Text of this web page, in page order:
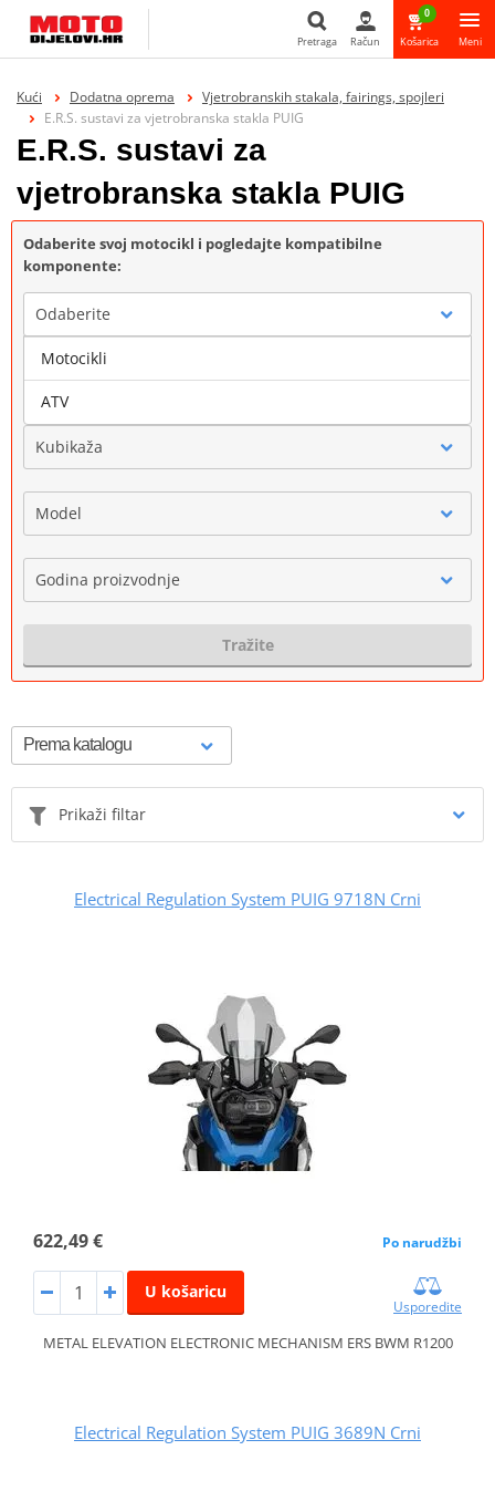
Pretraga
Pretraga Račun
0
Košarica Meni
Kući Dodatna oprema
Vjetrobranskih stakala, fairings, spojleri
E.R.S. sustavi za vjetrobranska stakla PUIG
E.R.S. sustavi za
vjetrobranska stakla PUIG
Odaberite svoj motocikl i pogledajte kompatibilne
komponente:
Odaberite
Marka
Kubikaža
Model
Godina proizvodnje
Tražite
Prikaži filtar
Electrical Regulation System PUIG 9718N Crni
622,49 € Po narudžbi
U košaricu
Usporedite
METAL ELEVATION ELECTRONIC MECHANISM ERS BWM R1200
Electrical Regulation System PUIG 3689N Crni
Motocikli
ATV